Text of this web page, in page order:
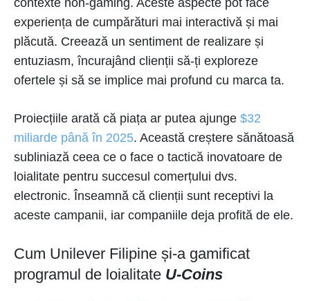
contexte non-gaming. Aceste aspecte pot face
experiența de cumpărături mai interactivă și mai
plăcută. Creează un sentiment de realizare și
entuziasm, încurajând clienții să-ți exploreze
ofertele și să se implice mai profund cu marca ta.
Proiecțiile arată că piața ar putea ajunge $32
miliarde până în 2025. Această creștere sănătoasă
subliniază ceea ce o face o tactică inovatoare de
loialitate pentru succesul comerțului dvs.
electronic. Înseamnă că clienții sunt receptivi la
aceste campanii, iar companiile deja profită de ele.
Cum Unilever Filipine și-a gamificat
programul de loialitate U-Coins